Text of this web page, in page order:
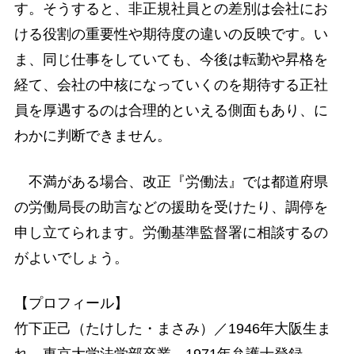
す。そうすると、非正規社員との差別は会社にお
ける役割の重要性や期待度の違いの反映です。い
ま、同じ仕事をしていても、今後は転勤や昇格を
経て、会社の中核になっていくのを期待する正社
員を厚遇するのは合理的といえる側面もあり、に
わかに判断できません。
不満がある場合、改正『労働法』では都道府県
の労働局長の助言などの援助を受けたり、調停を
申し立てられます。労働基準監督署に相談するの
がよいでしょう。
【プロフィール】
竹下正己（たけした・まさみ）／1946年大阪生ま